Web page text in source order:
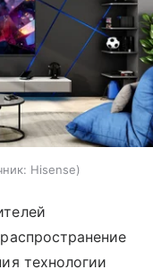
Hisense
технологии